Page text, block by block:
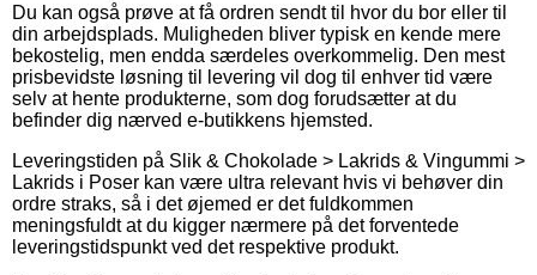
Du kan også prøve at få ordren sendt til hvor du bor eller til
din arbejdsplads. Muligheden bliver typisk en kende mere
bekostelig, men endda særdeles overkommelig. Den mest
prisbevidste løsning til levering vil dog til enhver tid være
selv at hente produkterne, som dog forudsætter at du
befinder dig nærved e-butikkens hjemsted.
Leveringstiden på Slik & Chokolade > Lakrids & Vingummi >
Lakrids i Poser kan være ultra relevant hvis vi behøver din
ordre straks, så i det øjemed er det fuldkommen
meningsfuldt at du kigger nærmere på det forventede
leveringstidspunkt ved det respektive produkt.